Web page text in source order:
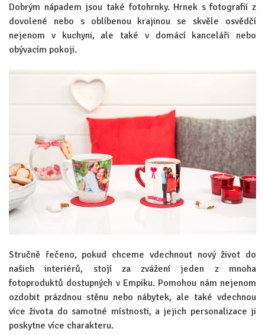
Dobrým nápadem jsou také fotohrnky. Hrnek s fotografií z
dovolené nebo s oblíbenou krajinou se skvěle osvědčí
nejenom v kuchyni, ale také v domácí kanceláři nebo
obývacím pokoji.
Stručně řečeno, pokud chceme vdechnout nový život do
našich interiérů, stojí za zvážení jeden z mnoha
fotoproduktů dostupných v Empiku. Pomohou nám nejenom
ozdobit prázdnou stěnu nebo nábytek, ale také vdechnou
více života do samotné místnosti, a jejich personalizace ji
poskytne více charakteru.